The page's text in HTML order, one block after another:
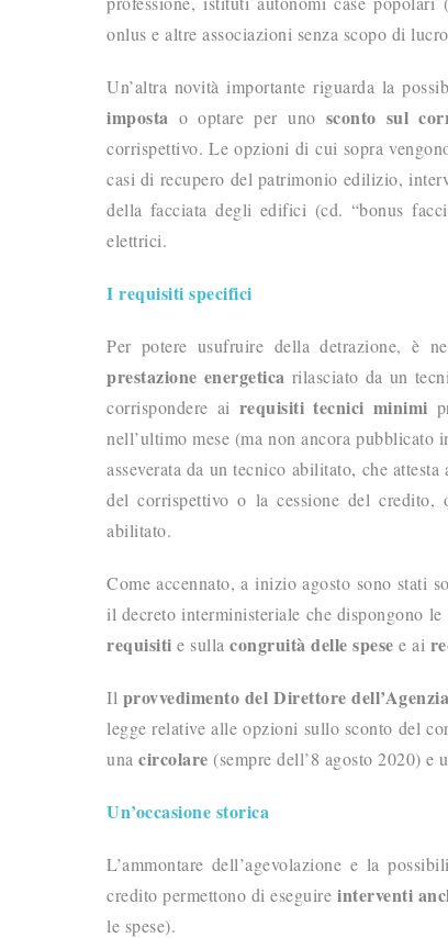
onlus e altre associazioni senza scopo di
Un’altra novità importante riguarda la
imposta o optare per uno sconto sul
corrispettivo. Le opzioni di cui sopra
casi di recupero del patrimonio edilizio,
della facciata degli edifici (cd. “bonus
elettrici.
I requisiti specifici
Per potere usufruire della detrazione, è
prestazione energetica rilasciato da un
corrispondere ai requisiti tecnici minimi
nell’ultimo mese (ma non ancora pubblicato
asseverata da un tecnico abilitato, che
del corrispettivo o la cessione del credito,
abilitato.
Come accennato, a inizio agosto sono stati
il decreto interministeriale che dispongono
requisiti e sulla congruità delle spese e ai
Il provvedimento del Direttore
legge relative alle opzioni sullo sconto del
una circolare (sempre dell’8 agosto 2020) e
Un’occasione storica
L’ammontare dell’agevolazione e la
credito permettono di eseguireinterventi
le spese).